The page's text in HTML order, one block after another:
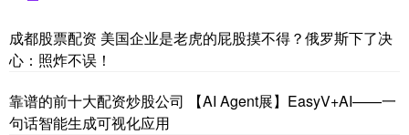
成都股票配资 美国企业是老虎的屁股摸不得？俄罗斯下了决
心：照炸不误！
靠谱的前十大配资炒股公司 【AI Agent展】EasyV+AI——一
句话智能生成可视化应用